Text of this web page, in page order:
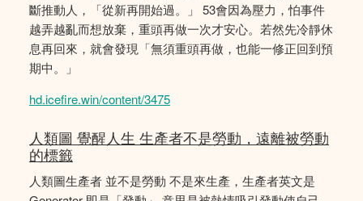
斷推動人，「從新再開始過。」 53會因為壓力，怕事件
越弄越亂而想放棄，重頭再做一次才安心。若然先冷靜休
息再回來，就會發現「無須重頭再做，也能一修正回到預
期中。」
hd.icefire.win/content/3475
人類圖 覺醒人生 生產者不是勞動，遠離被勞動
的標籤
人類圖生產者 並不是勞動 不是來生產，生產者英文是